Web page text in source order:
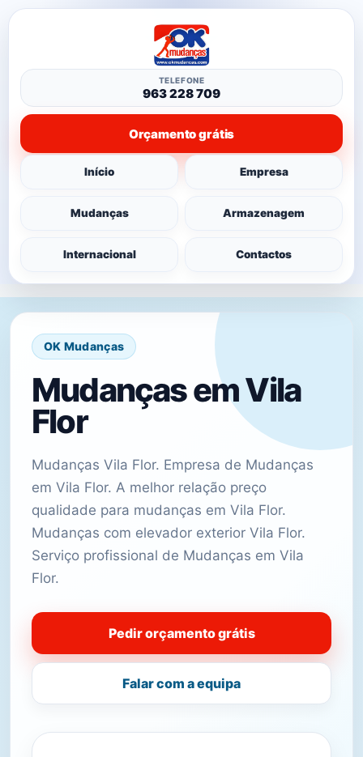
Início Empresa
Mudanças Armazenagem
Internacional Contactos
TELEFONE
963 228 709
Orçamento grátis
OK Mudanças
Mudanças em Vila
Flor
Mudanças Vila Flor. Empresa de Mudanças
em Vila Flor. A melhor relação preço
qualidade para mudanças em Vila Flor.
Mudanças com elevador exterior Vila Flor.
Serviço profissional de Mudanças em Vila
Flor.
Pedir orçamento grátis
Falar com a equipa